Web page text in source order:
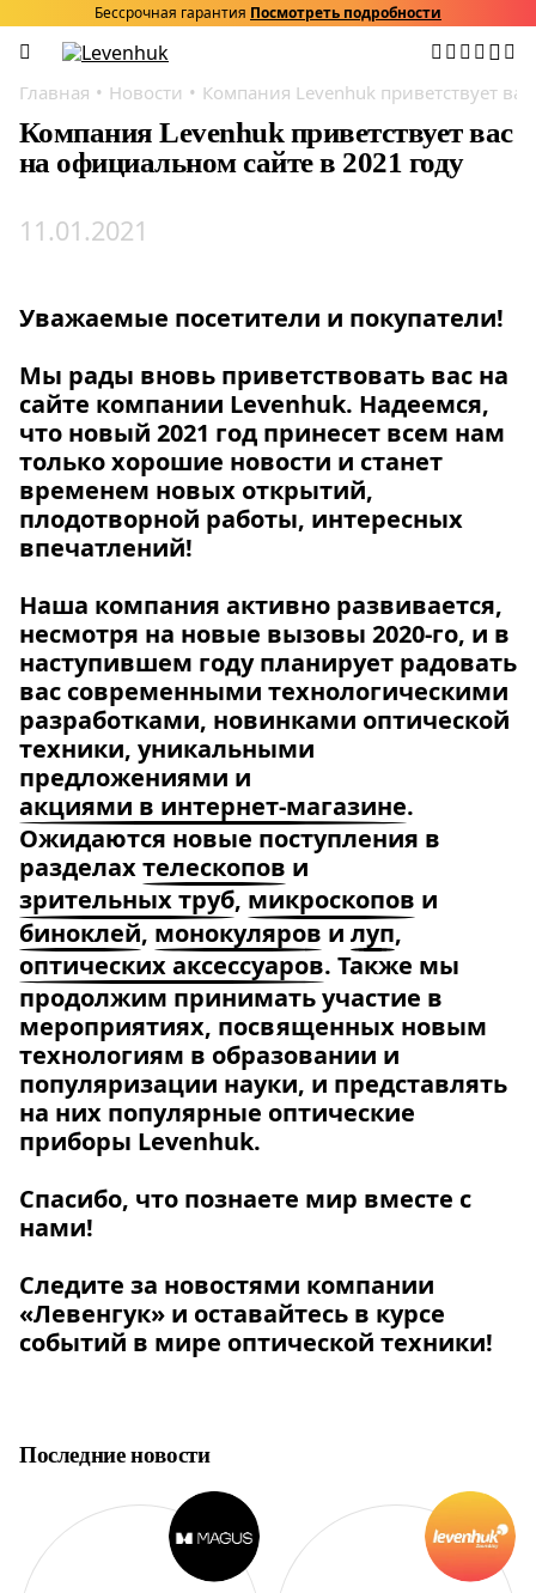
Бессрочная гарантия Посмотреть подробности
Главная Новости Компания Levenhuk приветствует
Компания Levenhuk приветствует вас
на официальном сайте в 2021 году
11.01.2021
Уважаемые посетители и покупатели!
Мы рады вновь приветствовать вас на
сайте компании Levenhuk. Надеемся,
что новый 2021 год принесет всем нам
только хорошие новости и станет
временем новых открытий,
плодотворной работы, интересных
впечатлений!
Наша компания активно развивается,
несмотря на новые вызовы 2020-го, и в
наступившем году планирует радовать
вас современными технологическими
разработками, новинками оптической
техники, уникальными
предложениями и
акциями в интернет-магазине.
Ожидаются новые поступления в
разделахтелескопов и
зрительных труб, микроскопов и
биноклей, монокуляров и луп,
оптических аксессуаров. Также мы
продолжим принимать участие в
мероприятиях, посвященных новым
технологиям в образовании и
популяризации науки, и представлять
на них популярные оптические
приборы Levenhuk.
Спасибо, что познаете мир вместе с
нами!
Следите за новостями компании
«Левенгук» и оставайтесь в курсе
событий в мире оптической техники!
Последние новости